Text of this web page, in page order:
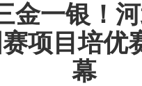
金一银！
项目培优
幕